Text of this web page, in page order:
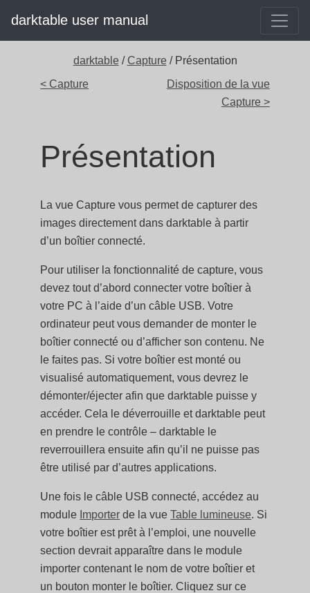
darktable user manual
darktable / Capture / Présentation
< Capture
Disposition de la vue
Capture >
Présentation
La vue Capture vous permet de capturer des
images directement dans darktable à partir
d’un boîtier connecté.
Pour utiliser la fonctionnalité de capture, vous
devez tout d’abord connecter votre boîtier à
votre PC à l’aide d’un câble USB. Votre
ordinateur peut vous demander de monter le
boîtier connecté ou d’afficher son contenu. Ne
le faites pas. Si votre boîtier est monté ou
visualisé automatiquement, vous devrez le
démonter/éjecter afin que darktable puisse y
accéder. Cela le déverrouille et darktable peut
en prendre le contrôle – darktable le
reverrouillera ensuite afin qu’il ne puisse pas
être utilisé par d’autres applications.
Une fois le câble USB connecté, accédez au
module Importer de la vueTable lumineuse. Si
votre boîtier est prêt à l’emploi, une nouvelle
section devrait apparaître dans le module
importer contenant le nom de votre boîtier et
un bouton monter le boîtier. Cliquez sur ce